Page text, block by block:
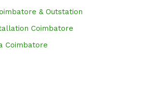
& Outstation
Coimbatore
Coimbatore